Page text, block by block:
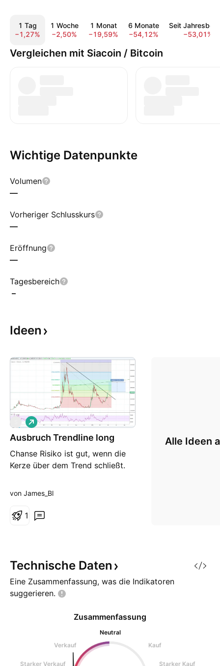
1 Tag
−1,27%
1 Woche
−2,50%
1 Monat
−19,59%
6 Monate
−54,12%
Seit
−53,01%
Vergleichen mit Siacoin / Bitcoin
Wichtige Datenpunkte
Volumen
—
Vorheriger Schlusskurs
—
Eröffnung
—
Tagesbereich
–
Ideen
Ausbruch Trendline long
Chanse Risiko ist gut, wenn die
Kerze über dem Trend schließt.
L
o
n
von James_Bl
1
Alle Ideen
Technische Daten
Eine Zusammenfassung, was die Indikatoren
suggerieren.
Zusammenfassung
Neutral
Verkauf
Kauf
Starker Verkauf Starker Kauf